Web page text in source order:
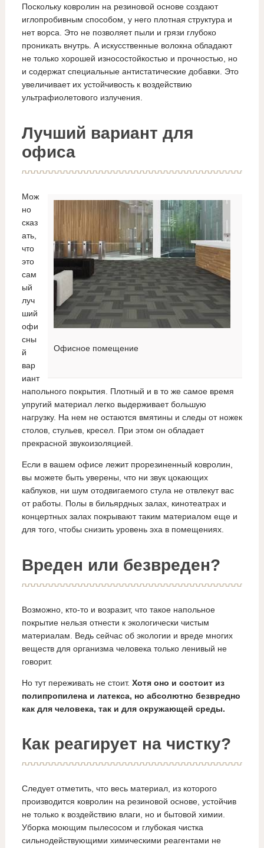
Поскольку ковролин на резиновой основе создают
иглопробивным способом, у него плотная структура и
нет ворса. Это не позволяет пыли и грязи глубоко
проникать внутрь. А искусственные волокна обладают
не только хорошей износостойкостью и прочностью, но
и содержат специальные антистатические добавки. Это
увеличивает их устойчивость к воздействию
ультрафиолетового излучения.
Лучший вариант для
офиса
Офисное помещение
Мож
но
сказ
ать,
что
это
сам
ый
луч
ший
офи
сны
й
вар
иант
напольного покрытия. Плотный и в то же самое время
упругий материал легко выдерживает большую
нагрузку. На нем не остаются вмятины и следы от ножек
столов, стульев, кресел. При этом он обладает
прекрасной звукоизоляцией.
Если в вашем офисе лежит прорезиненный ковролин,
вы можете быть уверены, что ни звук цокающих
каблуков, ни шум отодвигаемого стула не отвлекут вас
от работы. Полы в бильярдных залах, кинотеатрах и
концертных залах покрывают таким материалом еще и
для того, чтобы снизить уровень эха в помещениях.
Вреден или безвреден?
Возможно, кто-то и возразит, что такое напольное
покрытие нельзя отнести к экологически чистым
материалам. Ведь сейчас об экологии и вреде многих
веществ для организма человека только ленивый не
говорит.
Но тут переживать не стоит. Хотя оно и состоит из
полипропилена и латекса, но абсолютно безвредно
как для человека, так и для окружающей среды.
Как реагирует на чистку?
Следует отметить, что весь материал, из которого
производится ковролин на резиновой основе, устойчив
не только к воздействию влаги, но и бытовой химии.
Уборка моющим пылесосом и глубокая чистка
сильнодействующими химическими реагентами не